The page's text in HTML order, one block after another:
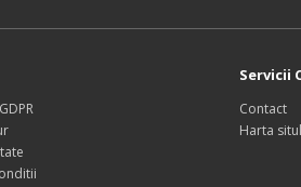
Servicii
Contact
Harta